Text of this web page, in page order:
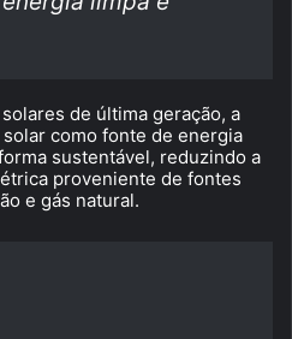
de última geração, a
como fonte de energia
sustentável, reduzindo a
proveniente de fontes
e gás natural.